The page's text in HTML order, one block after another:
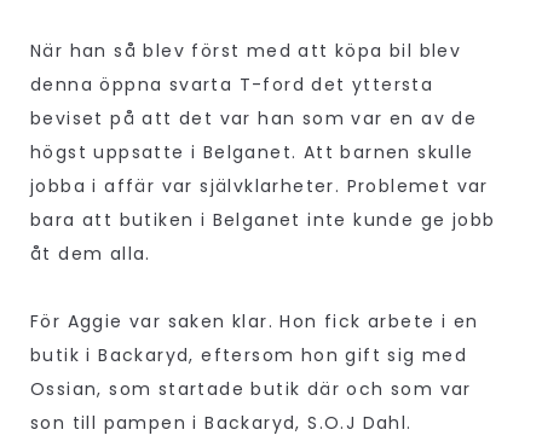
När han så blev först med att köpa bil blev
denna öppna svarta T-ford det yttersta
beviset på att det var han som var en av de
högst uppsatte i Belganet. Att barnen skulle
jobba i affär var självklarheter. Problemet var
bara att butiken i Belganet inte kunde ge jobb
åt dem alla.
För Aggie var saken klar. Hon fick arbete i en
butik i Backaryd, eftersom hon gift sig med
Ossian, som startade butik där och som var
son till pampen i Backaryd, S.O.J Dahl.